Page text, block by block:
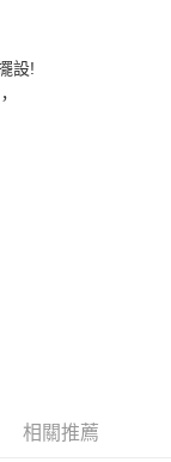
「AFTEE先享後付」
設!
相關推薦